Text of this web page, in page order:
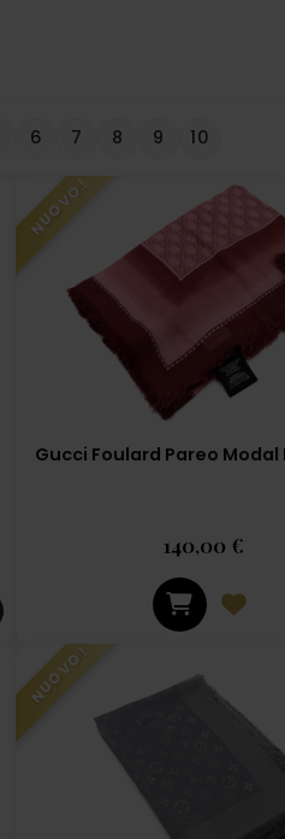
6 7 8 9 10
NUOVO!
Gucci Foulard Pareo
140,00 €
NUOVO!